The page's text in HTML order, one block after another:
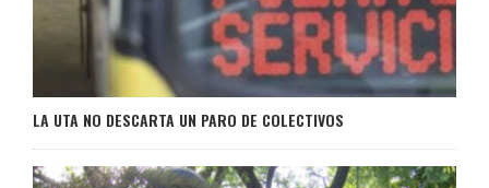
LA UTA NO DESCARTA UN PARO DE COLECTIVOS